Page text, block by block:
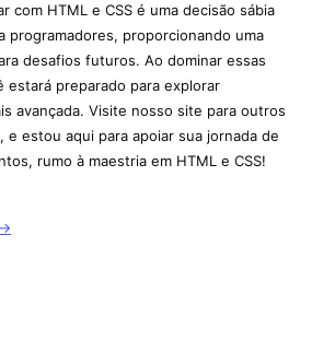
com HTML e CSS é uma decisão sábia
programadores, proporcionando uma
desafios futuros. Ao dominar essas
estará preparado para explorar
avançada. Visite nosso site para outros
e estou aqui para apoiar sua jornada de
rumo à maestria em HTML e CSS!